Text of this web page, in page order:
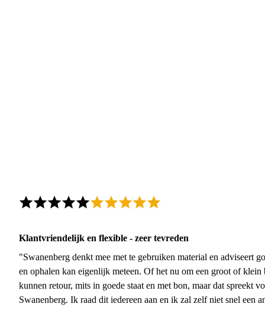
Klantvriendelijk en flexible - zeer tevreden
"Swanenberg denkt mee met te gebruiken material en adviseert
en ophalen kan eigenlijk meteen. Of het nu om een groot of
kunnen retour, mits in goede staat en met bon, maar dat spreekt
Swanenberg. Ik raad dit iedereen aan en ik zal zelf niet snel een